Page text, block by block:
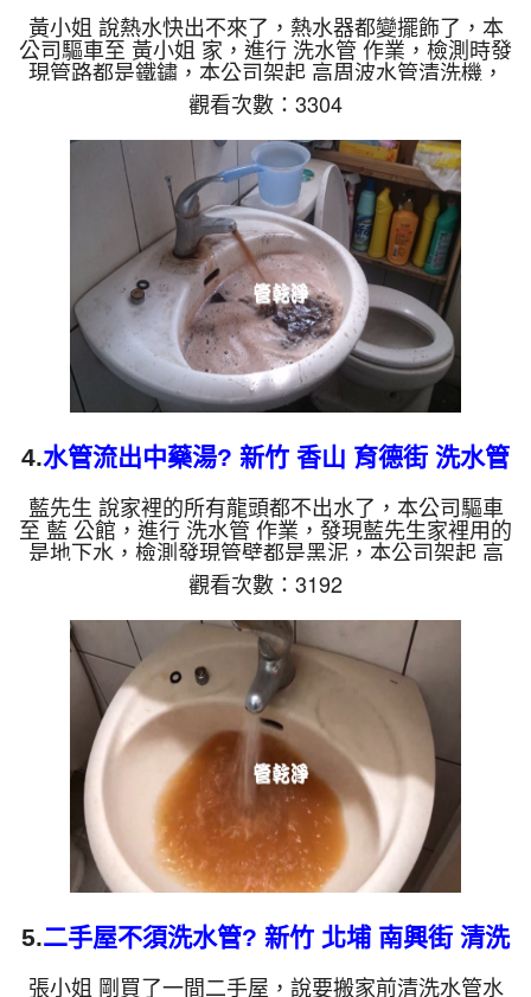
黃小姐 說熱水快出不來了，熱水器都變擺飾了，本
公司驅車至 黃小姐 家，進行 洗水管 作業，檢測時發
現管路都是鐵鏽，本公司架起 高周波水管清洗機，
灌入 檸檬酸 至水管，等了約15分，開啟 水管清洗機
，啟動 螺旋波 模式，一洗水管就洗出棕色鏽水，越
來就越嚴重，兩個多小時後，水管管路清洗乾淨出水
量恢復了。 如是自來水，如水管老化，會產生鐵鏽
跟泥沙堆積，洗出來的水就會是咖啡色，地下水含有
氧化錳，管壁上會結成黑色管垢，洗出來的水會跟石
油一樣黑，有些洗出綠色的水，是因為裡面有銅的物
質，生鏽產生銅綠，...
觀看次數：3304
4.水管流出中藥湯? 新竹 香山 育德街 洗水管
藍先生 說家裡的所有龍頭都不出水了，本公司驅車
至 藍 公館，進行 洗水管 作業，發現藍先生家裡用的
是地下水，檢測發現管壁都是黑泥，本公司架起 高
周波水管清洗機，灌入 檸檬酸 至水管，等了約15
分，開啟 水管清洗機 ，啟動 螺旋波 模式，一洗水管
就洗出黑水，顏色越洗越紅，看起來跟中藥湯一樣，
過程中多次堵住，改用特殊工法，四個多小時後，出
水變乾淨出水量恢復了。 如是自來水，如水管老
化，會產生鐵鏽跟泥沙堆積，洗出來的水就會是咖啡
色，地下水含有氧化錳，管壁上會結成黑色管垢，洗
出來的水會跟石油一樣黑...
觀看次數：3192
5.二手屋不須洗水管? 新竹 北埔 南興街 清洗
水管
張小姐 剛買了一間二手屋，說要搬家前清洗水管水